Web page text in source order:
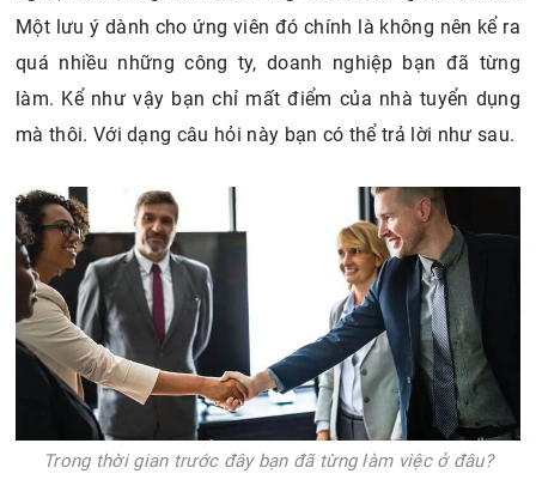
Một lưu ý dành cho ứng viên đó chính là không nên kể ra
quá nhiều những công ty, doanh nghiệp bạn đã từng
làm. Kể như vậy bạn chỉ mất điểm của nhà tuyển dụng
mà thôi. Với dạng câu hỏi này bạn có thể trả lời như sau.
Trong thời gian trước đây bạn đã từng làm việc ở đâu?